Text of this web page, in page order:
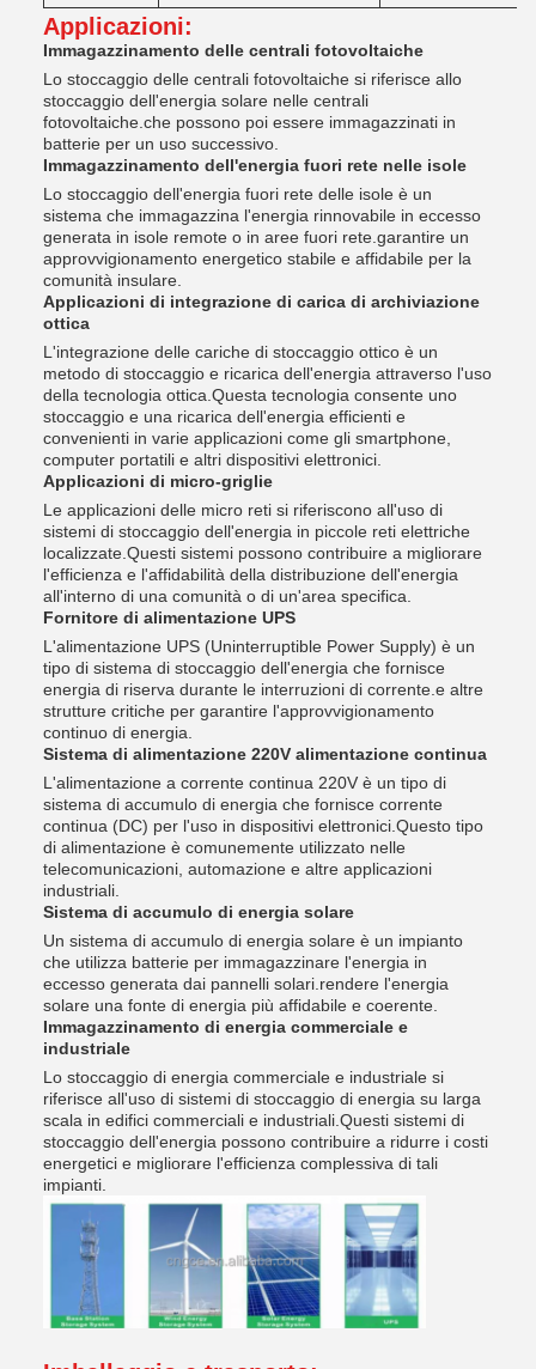
Applicazioni:
Immagazzinamento delle centrali fotovoltaiche
Lo stoccaggio delle centrali fotovoltaiche si riferisce allo
stoccaggio dell'energia solare nelle centrali
fotovoltaiche.che possono poi essere immagazzinati in
batterie per un uso successivo.
Immagazzinamento dell'energia fuori rete nelle isole
Lo stoccaggio dell'energia fuori rete delle isole è un
sistema che immagazzina l'energia rinnovabile in eccesso
generata in isole remote o in aree fuori rete.garantire un
approvvigionamento energetico stabile e affidabile per la
comunità insulare.
Applicazioni di integrazione di carica di archiviazione
ottica
L'integrazione delle cariche di stoccaggio ottico è un
metodo di stoccaggio e ricarica dell'energia attraverso l'uso
della tecnologia ottica.Questa tecnologia consente uno
stoccaggio e una ricarica dell'energia efficienti e
convenienti in varie applicazioni come gli smartphone,
computer portatili e altri dispositivi elettronici.
Applicazioni di micro-griglie
Le applicazioni delle micro reti si riferiscono all'uso di
sistemi di stoccaggio dell'energia in piccole reti elettriche
localizzate.Questi sistemi possono contribuire a migliorare
l'efficienza e l'affidabilità della distribuzione dell'energia
all'interno di una comunità o di un'area specifica.
Fornitore di alimentazione UPS
L'alimentazione UPS (Uninterruptible Power Supply) è un
tipo di sistema di stoccaggio dell'energia che fornisce
energia di riserva durante le interruzioni di corrente.e altre
strutture critiche per garantire l'approvvigionamento
continuo di energia.
Sistema di alimentazione 220V alimentazione continua
L'alimentazione a corrente continua 220V è un tipo di
sistema di accumulo di energia che fornisce corrente
continua (DC) per l'uso in dispositivi elettronici.Questo tipo
di alimentazione è comunemente utilizzato nelle
telecomunicazioni, automazione e altre applicazioni
industriali.
Sistema di accumulo di energia solare
Un sistema di accumulo di energia solare è un impianto
che utilizza batterie per immagazzinare l'energia in
eccesso generata dai pannelli solari.rendere l'energia
solare una fonte di energia più affidabile e coerente.
Immagazzinamento di energia commerciale e
industriale
Lo stoccaggio di energia commerciale e industriale si
riferisce all'uso di sistemi di stoccaggio di energia su larga
scala in edifici commerciali e industriali.Questi sistemi di
stoccaggio dell'energia possono contribuire a ridurre i costi
energetici e migliorare l'efficienza complessiva di tali
impianti.